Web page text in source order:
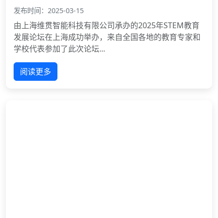
发布时间：2025-03-15
由上海维贯智能科技有限公司承办的2025年STEM教育
发展论坛在上海成功举办，来自全国各地的教育专家和
学校代表参加了此次论坛...
阅读更多